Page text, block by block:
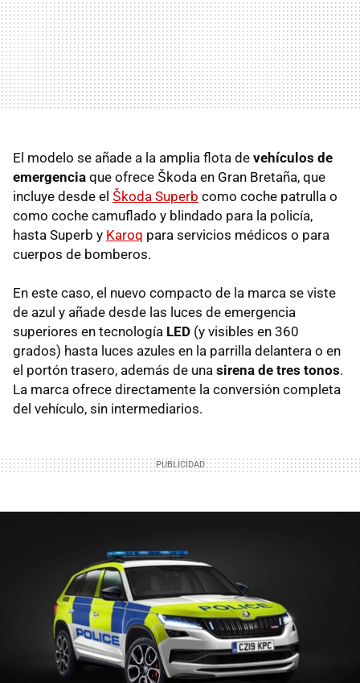
El modelo se añade a la amplia flota de vehículos de
emergencia que ofrece Škoda en Gran Bretaña, que
incluye desde el Škoda Superb como coche patrulla o
como coche camuflado y blindado para la policía,
hasta Superb y Karoq para servicios médicos o para
cuerpos de bomberos.
En este caso, el nuevo compacto de la marca se viste
de azul y añade desde las luces de emergencia
superiores en tecnología LED (y visibles en 360
grados) hasta luces azules en la parrilla delantera o en
el portón trasero, además de una sirena de tres tonos.
La marca ofrece directamente la conversión completa
del vehículo, sin intermediarios.